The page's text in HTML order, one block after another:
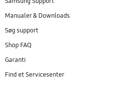
Manualer & Downloads
Søg support
Shop FAQ
Garanti
Find et Servicesenter